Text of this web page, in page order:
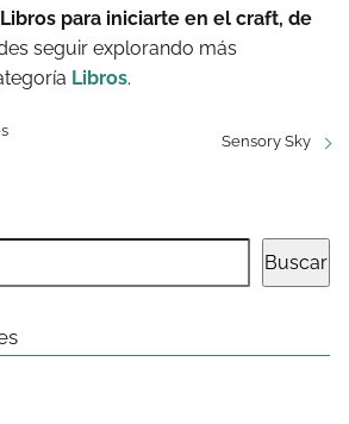
Libros para iniciarte en el craft, de
seguir explorando más
Libros.
Sensory Sky
Buscar